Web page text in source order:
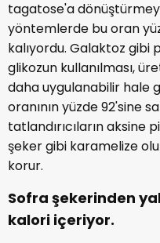
tagatose'a
yöntemlerde bu oran
kalıyordu. Galaktoz gibi
glikozun kullanılması,
daha uygulanabilir hale
oranının yüzde 92'sine
tatlandırıcıların aksine
şeker gibi karamelize
korur.
Sofra şekerinden
kalori içeriyor.